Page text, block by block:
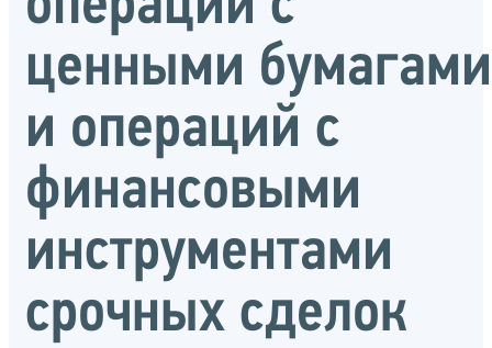
ценными бумагами
и операций с
финансовыми
инструментами
срочных сделок